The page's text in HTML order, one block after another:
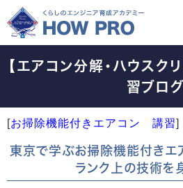
【エアコン分解・ハウスク
習ブログ
[お掃除機能付きエアコン 講習]
東京で学ぶお掃除機能付きエ
ランク上の技術を